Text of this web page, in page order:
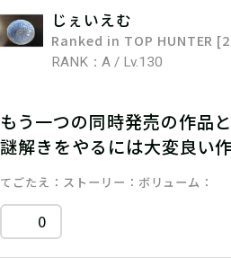
じぇいえむ
Ranked in TOP HUNTER
RANK：A / Lv.130
もう一つの同時発売の作品
謎解きをやるには大変良い
てごたえ ストーリー ボリューム
0